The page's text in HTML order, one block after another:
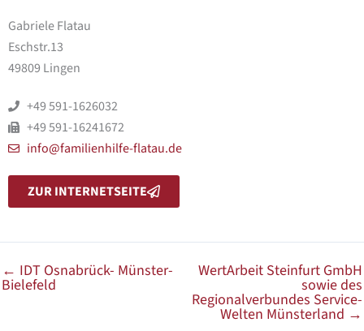
Gabriele Flatau
Eschstr.13
49809 Lingen
+49 591-1626032
+49 591-16241672
info@familienhilfe-flatau.de
ZUR INTERNETSEITE
← IDT Osnabrück- Münster-
Bielefeld
WertArbeit Steinfurt GmbH
sowie des
Regionalverbundes Service-
Welten Münsterland →